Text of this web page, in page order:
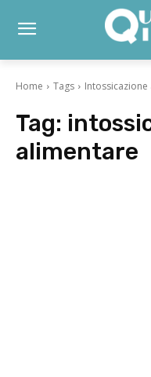
Home Tags
Tag:
alimentare